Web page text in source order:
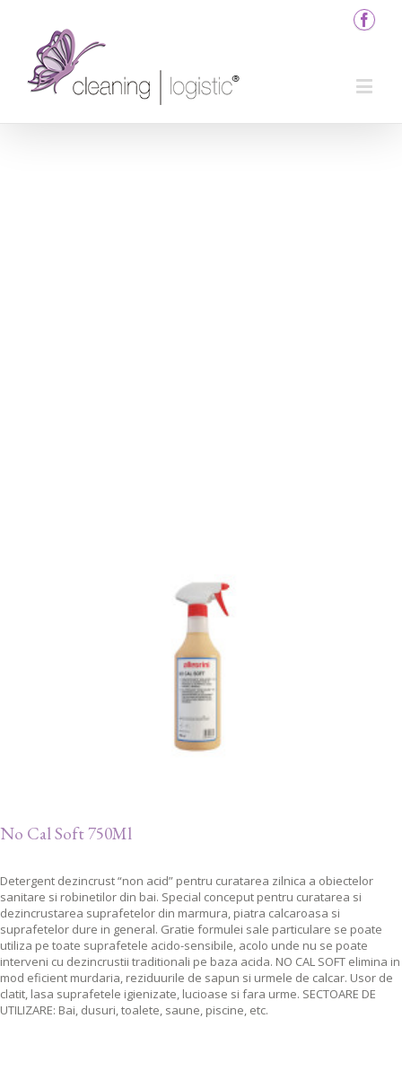
No Cal Soft 750Ml
Detergent dezincrust “non acid” pentru curatarea zilnica a obiectelor
sanitare si robinetilor din bai. Special conceput pentru curatarea si
dezincrustarea suprafetelor din marmura, piatra calcaroasa si
suprafetelor dure in general. Gratie formulei sale particulare se poate
utiliza pe toate suprafetele acido-sensibile, acolo unde nu se poate
interveni cu dezincrustii traditionali pe baza acida. NO CAL SOFT elimina in
mod eficient murdaria, reziduurile de sapun si urmele de calcar. Usor de
clatit, lasa suprafetele igienizate, lucioase si fara urme. SECTOARE DE
UTILIZARE: Bai, dusuri, toalete, saune, piscine, etc.